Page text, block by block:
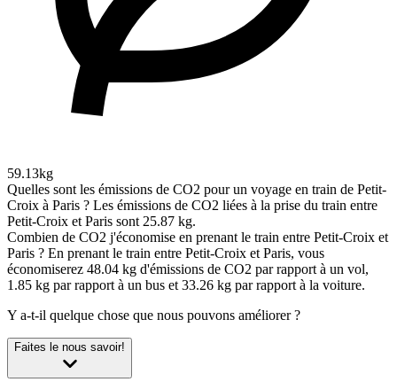
59.13kg
Quelles sont les émissions de CO2 pour un voyage en train de Petit-
Croix à Paris ? Les émissions de CO2 liées à la prise du train entre
Petit-Croix et Paris sont 25.87 kg.
Combien de CO2 j'économise en prenant le train entre Petit-Croix et
Paris ? En prenant le train entre Petit-Croix et Paris, vous
économiserez 48.04 kg d'émissions de CO2 par rapport à un vol,
1.85 kg par rapport à un bus et 33.26 kg par rapport à la voiture.
Y a-t-il quelque chose que nous pouvons améliorer ?
Faites le nous savoir!